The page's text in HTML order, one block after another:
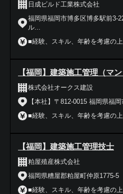
日成ビルド工業株式会社
福岡県福岡市博多区博多駅前
ル...
■経験、スキル、年齢を考慮の
【福岡】建築施工管理（マ
株式会社オークス建設
【本社】〒812-0015 福岡県福
■経験、スキル、年齢を考慮の
【福岡】建築施工管理技士
粕屋殖産株式会社
福岡県糟屋郡粕屋町仲原1775-5
■経験、スキル、年齢を考慮の